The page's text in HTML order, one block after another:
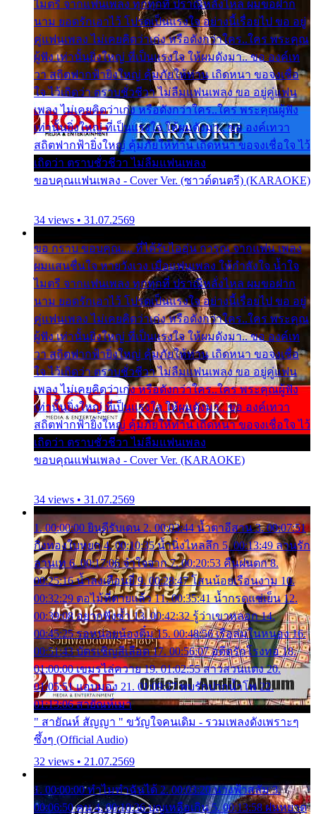
ไมตรี จากแฟนเพลง ทุกทุกที่ ปราณีหลั่งไหล ผมขอฝาก
นาม ยอดรักเอาไว้ โปรดเป็นแรงใจ อย่างนี้เรื่อยไป ขอ อยู่
คู่แฟนเพลง ไม่เคยคิดว่าเก่ง หรือดังกว่าใคร..ใคร พระคุณ
ผู้ฟัง เท่านั้นยิ่งใหญ่ ที่เป็นแรงใจ ให้ผมดังมา.. ขอ องค์เท
วา สถิตฟากฟ้ายิ่งใหญ่ คุ้มภัยให้ท่าน เถิดหนา ขอจงเชื่อ
ใจ ไว้เถิดว่า ตราบชั่วชีวา ไม่ลืมแฟนเพลง ขอ อยู่คู่แฟน
เพลง ไม่เคยคิดว่าเก่ง หรือดังกว่าใคร..ใคร พระคุณผู้ฟัง
เท่านั้นยิ่งใหญ่ ที่เป็นแรงใจ ให้ผมดังมา.. ขอ องค์เทวา
สถิตฟากฟ้ายิ่งใหญ่ คุ้มภัยให้ท่าน เถิดหนา ขอจงเชื่อใจ ไว้
เถิดว่า ตราบชั่วชีวา ไม่ลืมแฟนเพลง
ขอบคุณแฟนเพลง - Cover Ver. (ซาวด์ดนตรี) (KARAOKE)
34 views • 31.07.2569
ขอ กราบ ขอบคุณ.... ที่ได้รับไออุ่น การุณ จากแฟน เพลง
ผมแสนชื่นใจ หายวังเวง เมื่อแฟนเพลง ให้กำลังใจ น้ำใจ
ไมตรี จากแฟนเพลง ทุกทุกที่ ปราณีหลั่งไหล ผมขอฝาก
นาม ยอดรักเอาไว้ โปรดเป็นแรงใจ อย่างนี้เรื่อยไป ขอ อยู่
คู่แฟนเพลง ไม่เคยคิดว่าเก่ง หรือดังกว่าใคร..ใคร พระคุณ
ผู้ฟัง เท่านั้นยิ่งใหญ่ ที่เป็นแรงใจ ให้ผมดังมา.. ขอ องค์เท
วา สถิตฟากฟ้ายิ่งใหญ่ คุ้มภัยให้ท่าน เถิดหนา ขอจงเชื่อ
ใจ ไว้เถิดว่า ตราบชั่วชีวา ไม่ลืมแฟนเพลง ขอ อยู่คู่แฟน
เพลง ไม่เคยคิดว่าเก่ง หรือดังกว่าใคร..ใคร พระคุณผู้ฟัง
เท่านั้นยิ่งใหญ่ ที่เป็นแรงใจ ให้ผมดังมา.. ขอ องค์เทวา
สถิตฟากฟ้ายิ่งใหญ่ คุ้มภัยให้ท่าน เถิดหนา ขอจงเชื่อใจ ไว้
เถิดว่า ตราบชั่วชีวา ไม่ลืมแฟนเพลง
ขอบคุณแฟนเพลง - Cover Ver. (KARAOKE)
34 views • 31.07.2569
1. 00:00:00 ยินดีรับเดน 2. 00:03:44 น้ำตาอีสาน 3. 00:07:51
กิ่งทองใบหยก 4. 00:10:35 น้ำนิ่งไหลลึก 5. 00:13:49 ลานรัก
ลานเท 6. 00:17:06 จำใจจาก 7. 00:20:53 คืนฝนตก 8.
00:25:16 น้ำลงเดือนยี่ 9. 00:28:47 โสนน้อยเรือนงาม 10.
00:32:29 ตอไม้ที่ตายแล้ว 11. 00:35:41 น้ำกรดแช่เย็น 12.
00:39:08 อยากฟังซ้ำ 13. 00:42:32 รู้ว่าเขาหลอก 14.
00:45:25 รอหน่อยน้องติ๋ม 15. 00:48:56 เรือล่มในหนอง 16.
00:51:43 บัตรเชิญสีเลือด 17. 00:56:07 อดีตรักโรงทอ 18.
01:00:00 เขมรไล่ควาย 19. 01:02:55 สาวสวนแตง 20.
01:05:51 แอบมอง 21. 01:09:27 พบรักปากน้ำโพ 22.
01:13:06 สายัณห์เมา
" สายัณห์ สัญญา " ขวัญใจคนเดิม - รวมเพลงดังเพราะๆ
ซึ้งๆ (Official Audio)
32 views • 21.07.2569
1. 00:00:00 ทำไมทำฉันได้ 2. 00:03:20 นางฟ้าสลัม 3.
00:06:50 คน 4. 00:10:36 บุญเหลือเกิน 5. 00:13:58 ฝนหยาด